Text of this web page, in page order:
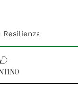
Resilienza